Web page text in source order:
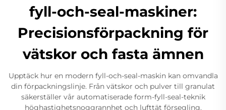
fyll-och-seal-maskiner:
Precisionsförpackning för
vätskor och fasta ämnen
Upptäck hur en modern fyll-och-seal-maskin kan omvandla
din förpackningslinje. Från vätskor och pulver till granulat
säkerställer vår automatiserade form-fyll-seal-teknik
höghastighetsnoggrannhet och lufttät försegling.